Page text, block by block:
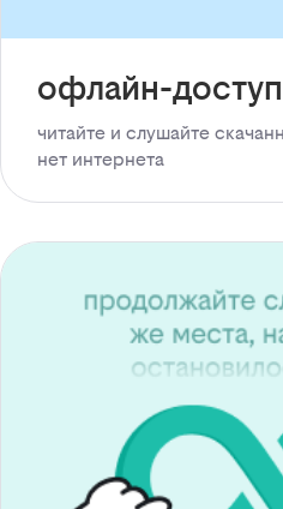
офлайн-доступ
читайте и слушайте
нет интернета